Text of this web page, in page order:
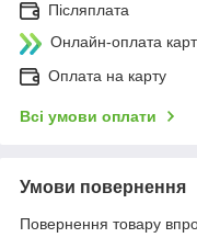
Післяплата
Онлайн-оплата
Оплата на карту
Всі умови оплати
Умови повернення
Повернення товару